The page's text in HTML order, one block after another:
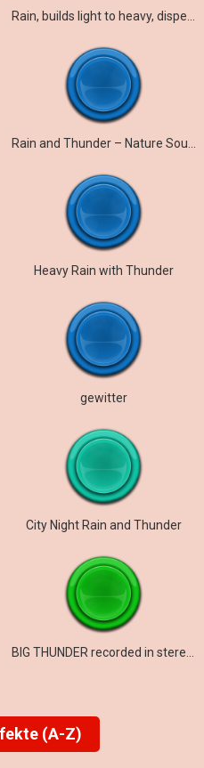
Heavy Rain with Thunder
gewitter
City Night Rain and Thunder
(A-Z)